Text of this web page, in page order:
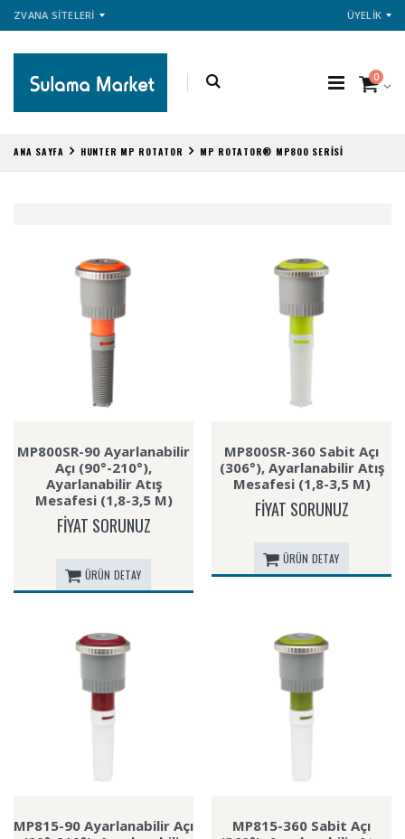
ZVANA SİTELERİ ÜYELİK
0
ANA SAYFA HUNTER MP ROTATOR MP ROTATOR® MP800 SERİSİ
MP800SR-90 Ayarlanabilir
Açı (90°-210°),
Ayarlanabilir Atış
Mesafesi (1,8-3,5 M)
FİYAT SORUNUZ
ÜRÜN DETAY
MP800SR-360 Sabit Açı
(306°), Ayarlanabilir Atış
Mesafesi (1,8-3,5 M)
FİYAT SORUNUZ
ÜRÜN DETAY
MP815-90 Ayarlanabilir Açı
MP815-360 Sabit Açı